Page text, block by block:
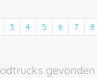
3 4 5 6 7 8
gevonden